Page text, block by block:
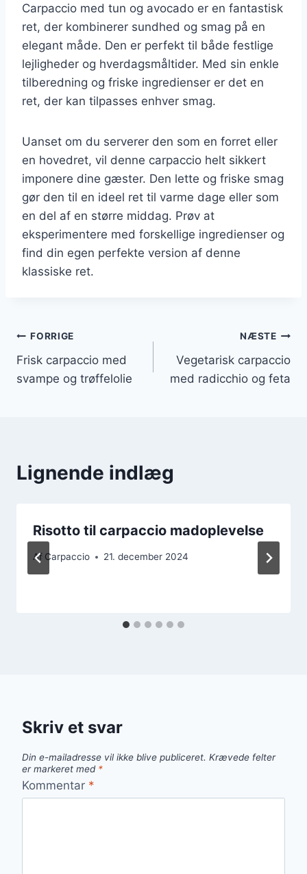
Carpaccio med tun og avocado er en fantastisk
ret, der kombinerer sundhed og smag på en
elegant måde. Den er perfekt til både festlige
lejligheder og hverdagsmåltider. Med sin enkle
tilberedning og friske ingredienser er det en
ret, der kan tilpasses enhver smag.
Uanset om du serverer den som en forret eller
en hovedret, vil denne carpaccio helt sikkert
imponere dine gæster. Den lette og friske smag
gør den til en ideel ret til varme dage eller som
en del af en større middag. Prøv at
eksperimentere med forskellige ingredienser og
find din egen perfekte version af denne
klassiske ret.
Indlægsnavigation
FORRIGE
Frisk carpaccio med
svampe og trøffelolie
NÆSTE
Vegetarisk carpaccio
med radicchio og feta
Lignende indlæg
Risotto til carpaccio madoplevelse
Af Carpaccio 21. december 2024
Skriv et svar
Din e-mailadresse vil ikke blive publiceret. Krævede felter
er markeret med *
Kommentar *